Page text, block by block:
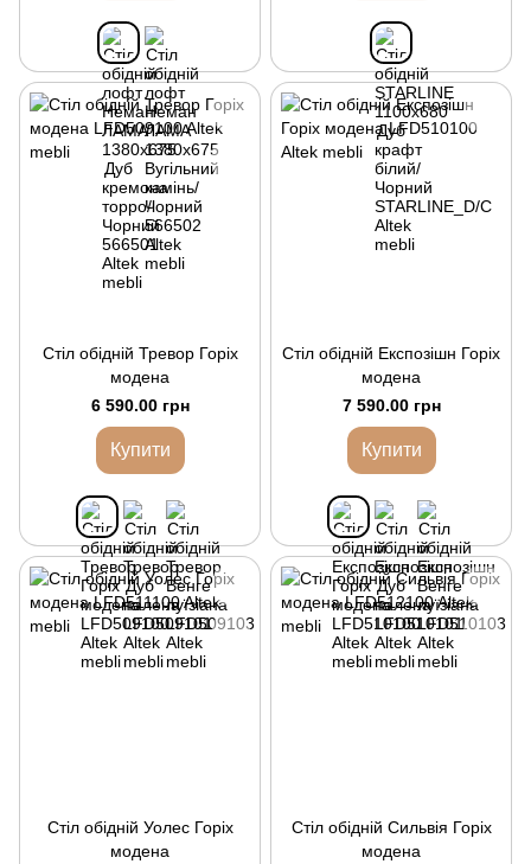
Стіл обідній Тревор Горіх
модена
6 590.00 грн
Купити
Стіл обідній Експозішн Горіх
модена
7 590.00 грн
Купити
Стіл обідній Уолес Горіх
модена
Стіл обідній Сильвія Горіх
модена